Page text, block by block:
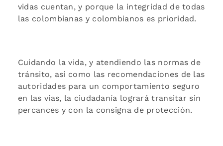
vidas cuentan, y porque la integridad de todas
las colombianas y colombianos es prioridad.
Cuidando la vida, y atendiendo las normas de
tránsito, así como las recomendaciones de las
autoridades para un comportamiento seguro
en las vías, la ciudadanía logrará transitar sin
percances y con la consigna de protección.